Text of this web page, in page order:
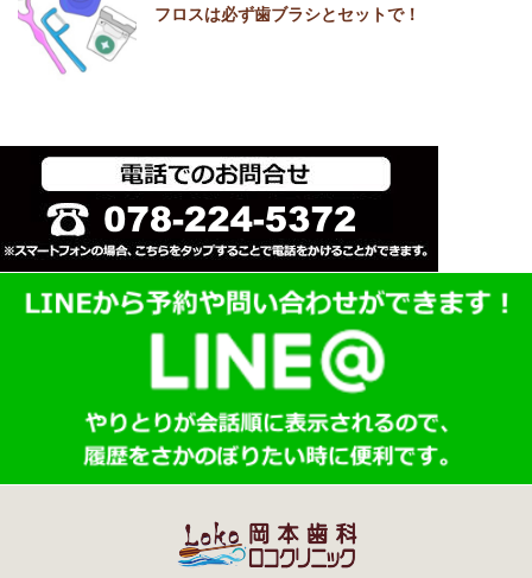
フロスは必ず歯ブラシとセットで！